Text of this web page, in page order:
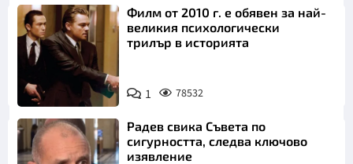
Филм от 2010 г. е обявен за най-
великия психологически
трилър в историята
1 78532
Радев свика Съвета по
сигурността, следва ключово
изявление